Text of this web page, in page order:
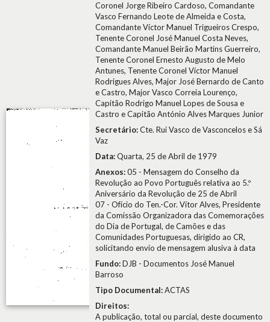
Coronel Jorge Ribeiro Cardoso, Comandante
Vasco Fernando Leote de Almeida e Costa,
Comandante Víctor Manuel Trigueiros Crespo,
Tenente Coronel José Manuel Costa Neves,
Comandante Manuel Beirão Martins Guerreiro,
Tenente Coronel Ernesto Augusto de Melo
Antunes, Tenente Coronel Víctor Manuel
Rodrigues Alves, Major José Bernardo de Canto
e Castro, Major Vasco Correia Lourenço,
Capitão Rodrigo Manuel Lopes de Sousa e
Castro e Capitão António Alves Marques Junior
Secretário:Cte. Rui Vasco de Vasconcelos e Sá
Vaz
Data:Quarta, 25 de Abril de 1979
Anexos:05 - Mensagem do Conselho da
Revolução ao Povo Português relativa ao 5.º
Aniversário da Revolução de 25 de Abril
07 - Ofício do Ten.-Cor. Vítor Alves, Presidente
da Comissão Organizadora das Comemorações
do Dia de Portugal, de Camões e das
Comunidades Portuguesas, dirigido ao CR,
solicitando envio de mensagem alusiva à data
Fundo:DJB - Documentos José Manuel
Barroso
Tipo Documental:ACTAS
Direitos:
A publicação, total ou parcial, deste documento